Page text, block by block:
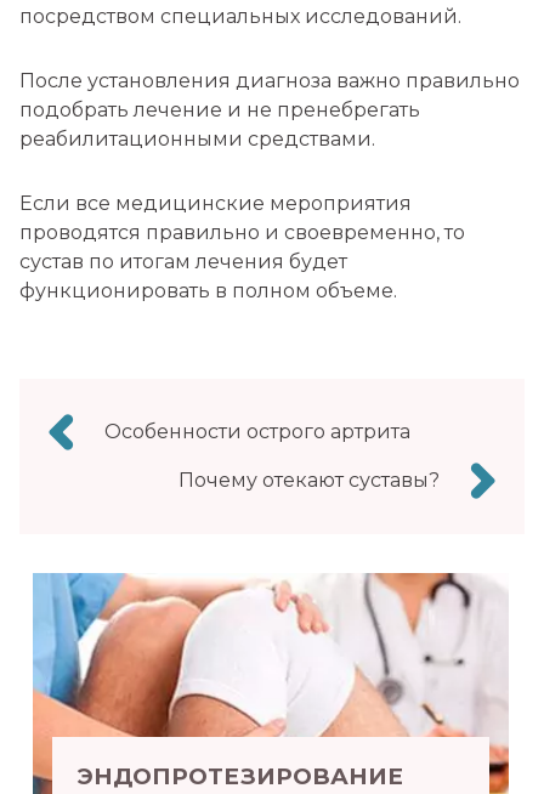
посредством специальных исследований.
После установления диагноза важно правильно
подобрать лечение и не пренебрегать
реабилитационными средствами.
Если все медицинские мероприятия
проводятся правильно и своевременно, то
сустав по итогам лечения будет
функционировать в полном объеме.
Навигация
по
записям
Особенности острого артрита
Почему отекают суставы?
ЭНДОПРОТЕЗИРОВАНИЕ